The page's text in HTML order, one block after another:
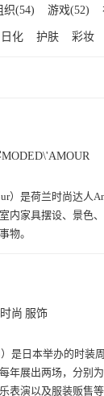
织(54) 游戏(52)
IT(22) 社交(21)
日化 护肤 彩妆
）是荷兰时尚达人
内家具摆设、景色
物。
时尚 服饰
是日本举办的时装
年展出两场，分别
表演以及服装贩售等